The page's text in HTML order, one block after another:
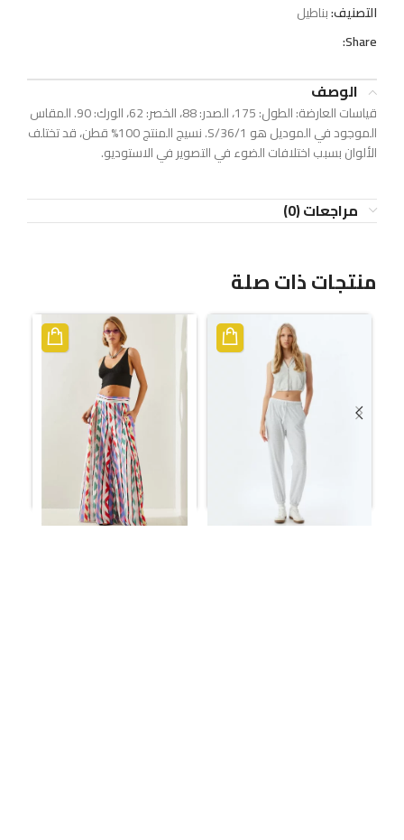
التصنيف:بناطيل
Share:
الوصف
قياسات العارضة: الطول: 175، الصدر: 88، الخصر: 62، الورك: 90. المقاس
الموجود في الموديل هو S/36/1. نسيج المنتج 100% قطن، قد تختلف
الألوان بسبب اختلافات الضوء في التصوير في الاستوديو.
مراجعات (0)
منتجات ذات صلة